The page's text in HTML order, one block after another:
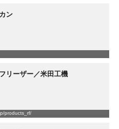
ン
リーザー／米田工機
products_rf/